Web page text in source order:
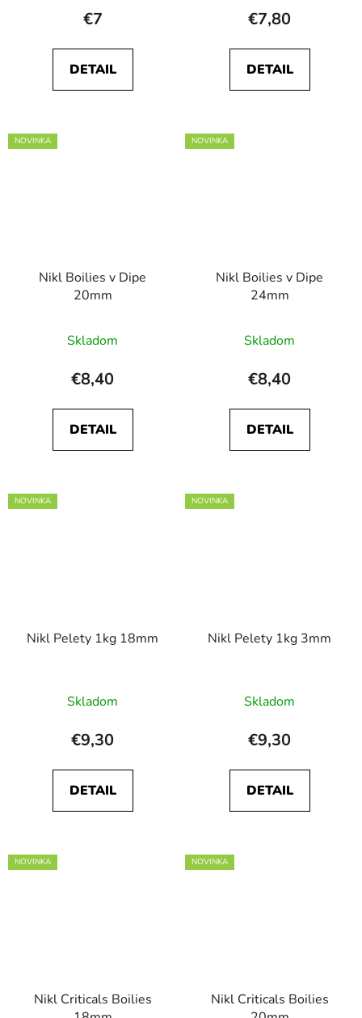
produktu
5,0
z
€7
DETAIL
€7,80
DETAIL
NOVINKA
Nikl Boilies v Dipe
20mm
Skladom
€8,40
DETAIL
NOVINKA
Nikl Boilies v Dipe
24mm
Skladom
€8,40
DETAIL
NOVINKA
Nikl Pelety 1kg 18mm
Skladom
€9,30
DETAIL
NOVINKA
Nikl Pelety 1kg 3mm
Skladom
€9,30
DETAIL
NOVINKA
Nikl Criticals Boilies
NOVINKA
Nikl Criticals Boilies